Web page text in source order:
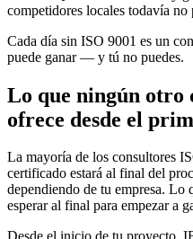
competidores locales todavía no
Cada día sin ISO 9001 es un
puede ganar — y tú no puedes.
Lo que ningún otro
ofrece desde el
La mayoría de los consultores
certificado estará al final del
dependiendo de tu empresa. Lo
esperar al final para empezar a